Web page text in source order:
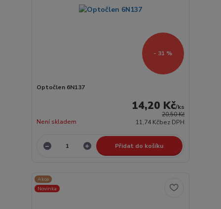
- 31 %
Optočlen 6N137
20,50 Kč
14,20 Kč/ks
11,74 Kčbez DPH
Není skladem
Přidat do košíku
Akce
Novinka